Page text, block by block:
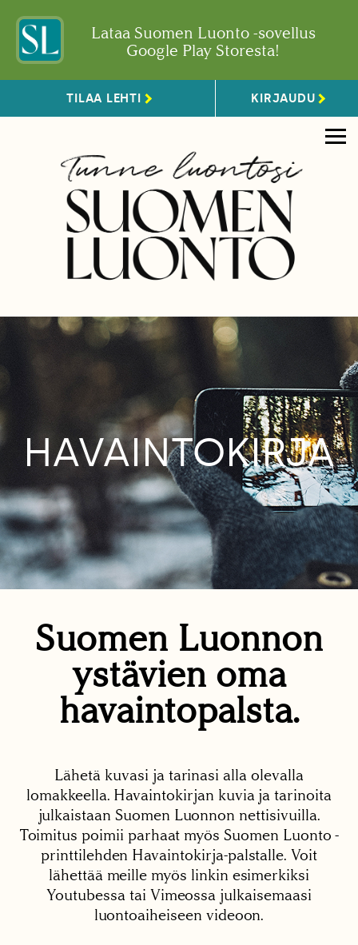
Lataa Suomen Luonto -sovellus
Google Play Storesta!
TILAA LEHTI KIRJAUDU
HAVAINTOKIRJA
Suomen Luonnon
ystävien oma
havaintopalsta.
Lähetä kuvasi ja tarinasi alla olevalla
lomakkeella. Havaintokirjan kuvia ja tarinoita
julkaistaan Suomen Luonnon nettisivuilla.
Toimitus poimii parhaat myös Suomen Luonto -
printtilehden Havaintokirja-palstalle. Voit
lähettää meille myös linkin esimerkiksi
Youtubessa tai Vimeossa julkaisemaasi
luontoaiheiseen videoon.